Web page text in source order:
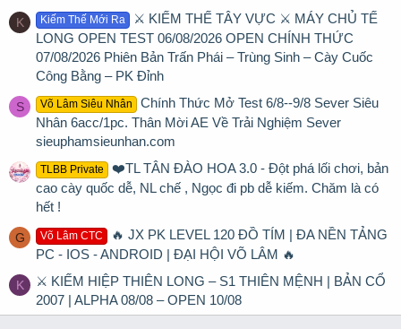
K Kiếm Thế Mới Ra
⚔️ KIẾM THẾ TÂY VỰC ⚔️ MÁY CHỦ TẾ
LONG OPEN TEST 06/08/2026 OPEN CHÍNH THỨC
07/08/2026 Phiên Bản Trấn Phái – Trùng Sinh – Cày Cuốc
Công Bằng – PK Đỉnh
S Võ Lâm Siêu Nhân
Chính Thức Mở Test 6/8--9/8 Sever Siêu
Nhân 6acc/1pc. Thân Mời AE Về Trải Nghiệm Sever
sieuphamsieunhan.com
TLBB Private
❤️TL TÂN ĐÀO HOA 3.0 - Đột phá lối chơi, bản
cao cày quốc dễ, NL chế , Ngọc đi pb dễ kiếm. Chăm là có
hết !
G Võ Lâm CTC
🔥 JX PK LEVEL 120 ĐỒ TÍM | ĐA NỀN TẢNG
PC - IOS - ANDROID | ĐẠI HỘI VÕ LÂM 🔥
K
⚔ KIẾM HIỆP THIÊN LONG – S1 THIÊN MỆNH | BẢN CỔ
2007 | ALPHA 08/08 – OPEN 10/08